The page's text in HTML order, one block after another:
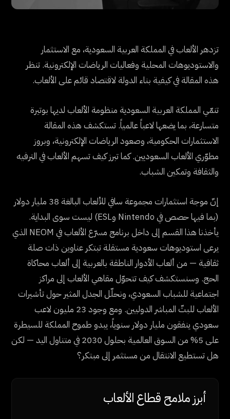
تزدهر الألعاب في المملكة العربية السعودية، مع الاستثمار
والاستوديوهات المحلية وفعاليات الرياضات الإلكترونية. تنظر
هذه المقالة في كيفية بناء الدولة لاقتصاد قائم على الألعاب.
تنمّي المملكة العربية السعودية منظومة الألعاب لديها بوتيرة
متسارعة، بما يضعها لاعباً عالمياً. تستكشف هذه المقالة
الاستثمارات الحكومية، وصعود الرياضات الإلكترونية، وبروز
مطوّري الألعاب السعوديين. كما تبرز كيف تسهم الألعاب في الترفيه
والثقافة وتمكين الشباب.
إنّ موجة استثمارات مجموعة سافي للألعاب البالغة 38 مليار دولار
(بما فيها حصص في Nintendo وESL) ليست سوى البداية.
يأخذنا هذا القسم إلى داخل برنامج مسرّع الألعاب في NEOM الذي
يرعى استوديوهات سعودية مستقلة تبتكر عناوين ذات صلة
ثقافية — من ألعاب الأدوار الناطقة بالعربية إلى ألعاب محاكاة
الحج. وسنستكشف كيف تتحوّل مقاهي الألعاب إلى مراكز
اجتماعية للشباب السعودي، ونحلّل الجدل المثير حول تأشيرات
الألعاب للبثّ المباشر الدوليين. ومع وجود 23 مليون لاعب
سعودي ينفقون مليار دولار سنوياً، يبدو طموح المملكة للسيطرة
على 5% من السوق العالمية بحلول 2030 في متناول اليد — لكن
هل تستطيع الانتقال من مستثمر إلى مبتكر؟
أبرز ملامح قطاع الألعاب